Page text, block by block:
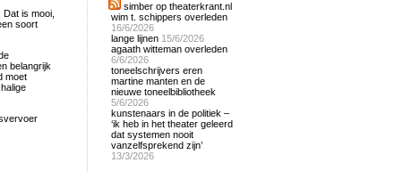
is mooi,
soort
belangrijk
moet
simber op theaterkrant.nl
wim t. schippers overleden
16/6/2026
lange lijnen 15/6/2026
agaath witteman overleden
6/6/2026
toneelschrijvers eren
martine manten en de
nieuwe toneelbibliotheek
5/6/2026
kunstenaars in de politiek –
‘ik heb in het theater geleerd
dat systemen nooit
vanzelfsprekend zijn’
13/3/2026